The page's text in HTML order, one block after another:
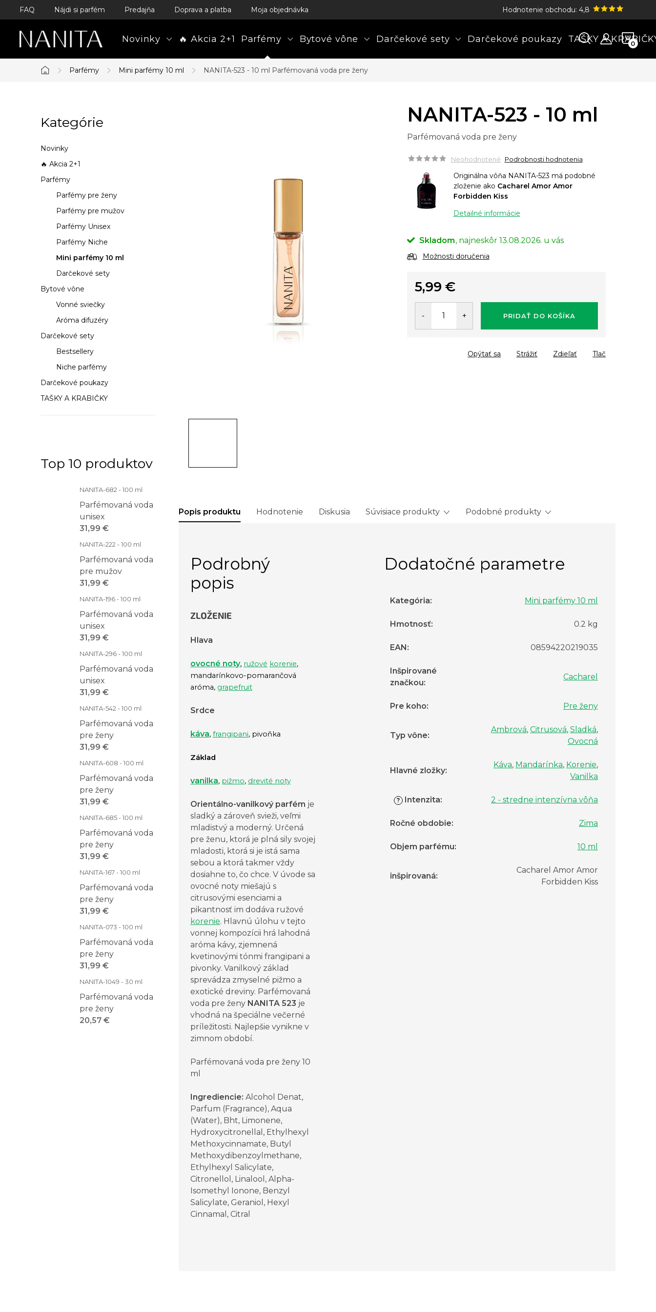
Prejsť
obsah
FAQ Nájdi si parfém Predajňa Doprava a platba Moja objednávka Hodnotenie obchodu: 4,8
Novinky 🔥 Akcia 2+1 Parfémy Bytové vône Darčekové sety Darčekové poukazy TAŠKY A
Domov
Parfémy Mini parfémy 10 ml NANITA-523 - 10 ml Parfémovaná voda pre ženy
o
č
n
ý
l
Preskočiť
kategórie
Kategórie
Novinky
🔥 Akcia 2+1
Parfémy
Parfémy pre ženy
Parfémy pre mužov
Parfémy Unisex
Parfémy Niche
Mini parfémy 10 ml
Darčekové sety
Bytové vône
Vonné sviečky
Aróma difuzéry
Darčekové sety
Bestsellery
Niche parfémy
Darčekové poukazy
TAŠKY A KRABIČKY
Top 10 produktov
NANITA-682 - 100 ml
Parfémovaná voda
unisex
31,99 €
NANITA-222 - 100 ml
Parfémovaná voda
pre mužov
31,99 €
NANITA-196 - 100 ml
Parfémovaná voda
unisex
31,99 €
NANITA-296 - 100 ml
Parfémovaná voda
unisex
31,99 €
NANITA-542 - 100 ml
Parfémovaná voda
pre ženy
31,99 €
NANITA-608 - 100 ml
Parfémovaná voda
pre ženy
31,99 €
NANITA-685 - 100 ml
Parfémovaná voda
pre ženy
31,99 €
NANITA-167 - 100 ml
Parfémovaná voda
pre ženy
31,99 €
NANITA-073 - 100 ml
Parfémovaná voda
pre ženy
31,99 €
NANITA-1049 - 30 ml
Parfémovaná voda
pre ženy
20,57 €
NANITA-523 - 10 ml
Parfémovaná voda pre ženy
Neohodnotené Podrobnosti hodnotenia
Originálna vôňa NANITA-523 má podobné
zloženie ako Cacharel Amor Amor
Forbidden Kiss
Detailné informácie
Skladom 13.08.2026.
Možnosti doručenia
5,99 €
PRIDAŤ DO KOŠÍKA
Tlač
Opýtať sa Strážiť Zdieľať
Popis produktu Hodnotenie Diskusia Súvisiace produkty Podobné produkty
Podrobný
popis
ZLOŽENIE
Hlava
ovocné noty, ružové korenie,
mandarínkovo-pomarančová
aróma, grapefruit
Srdce
káva, frangipani, pivoňka
Základ
vanilka, pižmo, drevité noty
Orientálno-vanilkový parfém je
sladký a zároveň svieži, veľmi
mladistvý a moderný. Určená
pre ženu, ktorá je plná sily svojej
mladosti, ktorá si je istá sama
sebou a ktorá takmer vždy
dosiahne to, čo chce. V úvode sa
ovocné noty miešajú s
citrusovými esenciami a
pikantnosť im dodáva ružové
korenie. Hlavnú úlohu v tejto
vonnej kompozícii hrá lahodná
aróma kávy, zjemnená
kvetinovými tónmi frangipani a
pivonky. Vanilkový základ
sprevádza zmyselné pižmo a
exotické dreviny. Parfémovaná
voda pre ženy NANITA 523 je
vhodná na špeciálne večerné
príležitosti. Najlepšie vynikne v
zimnom období.
Parfémovaná voda pre ženy 10
ml
Ingrediencie: Alcohol Denat,
Parfum (Fragrance), Aqua
(Water), Bht, Limonene,
Hydroxycitronellal, Ethylhexyl
Methoxycinnamate, Butyl
Methoxydibenzoylmethane,
Ethylhexyl Salicylate,
Citronellol, Linalool, Alpha-
Isomethyl Ionone, Benzyl
Salicylate, Geraniol, Hexyl
Cinnamal, Citral
Dodatočné parametre
Kategória: Mini parfémy 10 ml
Hmotnosť: 0.2 kg
EAN : 08594220219035
Inšpirované
značkou:
Cacharel
Pre koho: Pre ženy
Typ vône:
Ambrová, Citrusová, Sladká,
Ovocná
Hlavné zložky:
Káva, Mandarínka, Korenie,
Vanilka
? Intenzita: 2 - stredne intenzívna vôňa
Ročné obdobie: Zima
Objem parfému: 10 ml
inšpirovaná:
Cacharel Amor Amor
Forbidden Kiss